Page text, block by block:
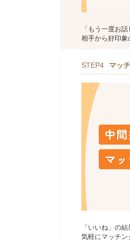
「もう一度お
相手から好印
STEP4 マッ
「いいね」の
気軽にマッチン